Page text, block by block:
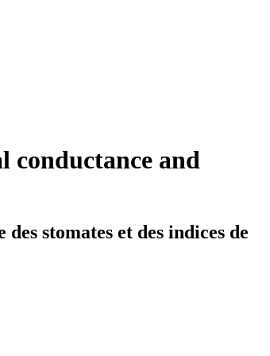
conductance and
stomates et des indices de